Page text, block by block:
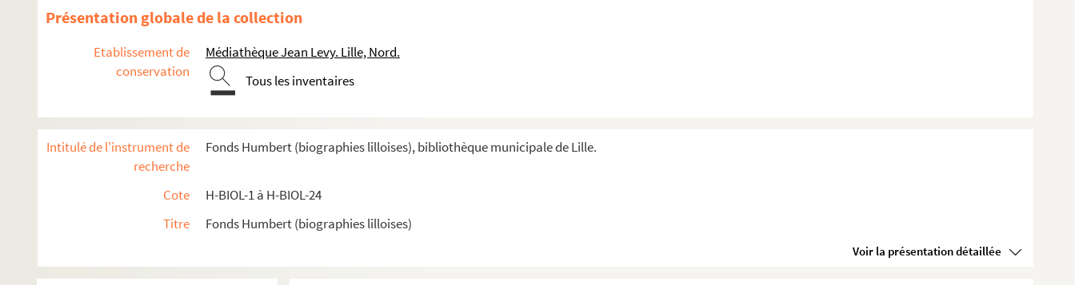
Présentation globale de la collection
Etablissement de
conservation
Médiathèque Jean Levy. Lille, Nord.
Tous les inventaires
Intitulé de l'instrument de
recherche
Fonds Humbert (biographies lilloises), bibliothèque municipale de Lille.
Cote
H-BIOL-1 à H-BIOL-24
Titre
Fonds Humbert (biographies lilloises)
Voir la présentation détaillée
H-BIOL-10. Deturck à Duhaut
H-BIOL-11. Dujardin à Faid'herbe
H-BIOL-12. Fabre à Georges
H-BIOL-13. Ghesquiere à Hallette
H-BIOL-14. Hedde à Kerteux
H-BIOL-15. Labbe à Lefebvre
H-BIOL-16. Le Fel à Lequenne
H-BIOL-17. Lequeux à Marie Grosse-Tête
H-BIOL-17-1. Lequeux à Leseine
H-BIOL-17-2-1. Lesur H, magistrat